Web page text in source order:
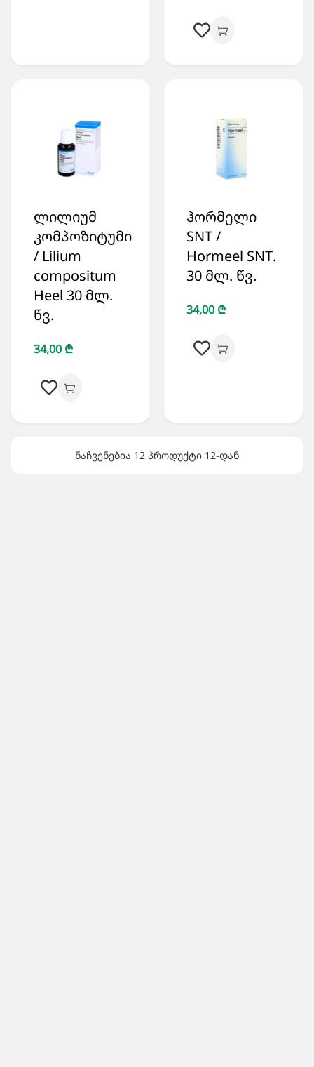
ლილიუმ
კომპოზიტუმი
/ Lilium
compositum
Heel 30 მლ.
წვ.
34,00 ₾
ჰორმელი
SNT /
Hormeel SNT.
30 მლ. წვ.
34,00 ₾
ნაჩვენებია 12 პროდუქტი 12-დან